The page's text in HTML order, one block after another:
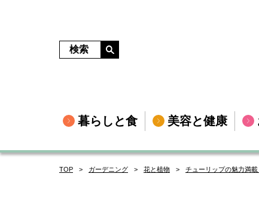
暮らしと食 美容と健康
TOP ガーデニング 花と植物 チューリップの魅力満